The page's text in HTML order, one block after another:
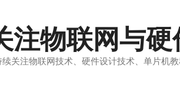
注物联网与
关注物联网技术、硬件设计技术、单片机